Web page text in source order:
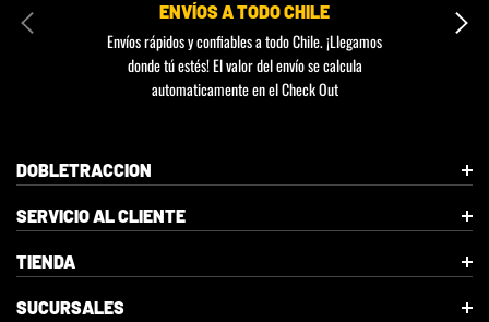
ENVÍOS A TODO CHILE
Envíos rápidos y confiables a todo Chile. ¡Llegamos
donde tú estés! El valor del envío se calcula
automaticamente en el Check Out
DOBLETRACCION
SERVICIO AL CLIENTE
TIENDA
SUCURSALES